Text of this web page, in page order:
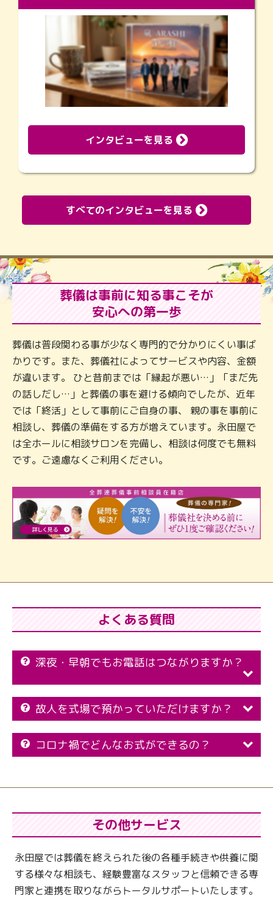
インタビューを見る
すべてのインタビューを見る
葬儀は事前に知る事こそが
安心への第一歩
葬儀は普段関わる事が少なく専門的で分かりにくい事ば
かりです。また、葬儀社によってサービスや内容、金額
が違います。 ひと昔前までは「縁起が悪い…」「まだ先
の話しだし…」と葬儀の事を避ける傾向でしたが、近年
では「終活」として事前にご自身の事、 親の事を事前に
相談し、葬儀の準備をする方が増えています。永田屋で
は全ホールに相談サロンを完備し、相談は何度でも無料
です。ご遠慮なくご利用ください。
よくある質問
深夜・早朝でもお電話はつながりますか？
故人を式場で預かっていただけますか？
コロナ禍でどんなお式ができるの？
その他サービス
永田屋では葬儀を終えられた後の各種手続きや供養に関
する様々な相談も、 経験豊富なスタッフと信頼できる専
門家と連携を取りながらトータルサポートいたします。